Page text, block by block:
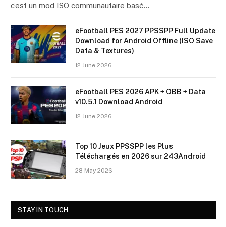
c’est un mod ISO communautaire basé…
eFootball PES 2027 PPSSPP Full Update
Download for Android Offline (ISO Save
Data & Textures)
12 June 2026
eFootball PES 2026 APK + OBB + Data
v10.5.1 Download Android
12 June 2026
Top 10 Jeux PPSSPP les Plus
Téléchargés en 2026 sur 243Android
28 May 2026
STAY IN TOUCH